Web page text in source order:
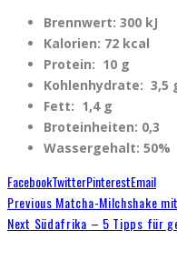
Brennwert: 300 kJ
Kalorien: 72 kcal
Protein: 10 g
Kohlenhydrate: 3,5
Fett: 1,4 g
Broteinheiten: 0,3
Wassergehalt: 50%
FacebookTwitterPinterestEmail
Previous Matcha-Milchshake
Next Südafrika – 5 Tipps für